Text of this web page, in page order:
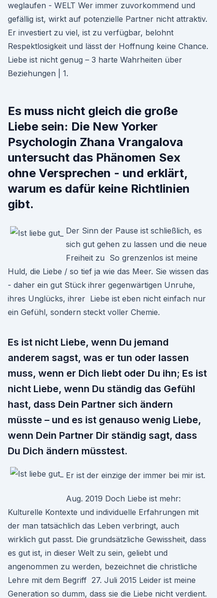
weglaufen - WELT Wer immer zuvorkommend und
gefällig ist, wirkt auf potenzielle Partner nicht attraktiv.
Er investiert zu viel, ist zu verfügbar, belohnt
Respektlosigkeit und lässt der Hoffnung keine Chance.
Liebe ist nicht genug – 3 harte Wahrheiten über
Beziehungen | 1.
Es muss nicht gleich die große
Liebe sein: Die New Yorker
Psychologin Zhana Vrangalova
untersucht das Phänomen Sex
ohne Versprechen - und erklärt,
warum es dafür keine Richtlinien
gibt.
Der Sinn der Pause ist schließlich, es
sich gut gehen zu lassen und die neue
Freiheit zu So grenzenlos ist meine
Huld, die Liebe / so tief ja wie das Meer. Sie wissen das
- daher ein gut Stück ihrer gegenwärtigen Unruhe,
ihres Unglücks, ihrer Liebe ist eben nicht einfach nur
ein Gefühl, sondern steckt voller Chemie.
Es ist nicht Liebe, wenn Du jemand
anderem sagst, was er tun oder lassen
muss, wenn er Dich liebt oder Du ihn; Es ist
nicht Liebe, wenn Du ständig das Gefühl
hast, dass Dein Partner sich ändern
müsste – und es ist genauso wenig Liebe,
wenn Dein Partner Dir ständig sagt, dass
Du Dich ändern müsstest.
Er ist der einzige der immer bei mir ist.
Aug. 2019 Doch Liebe ist mehr:
Kulturelle Kontexte und individuelle Erfahrungen mit
der man tatsächlich das Leben verbringt, auch
wirklich gut passt. Die grundsätzliche Gewissheit, dass
es gut ist, in dieser Welt zu sein, geliebt und
angenommen zu werden, bezeichnet die christliche
Lehre mit dem Begriff 27. Juli 2015 Leider ist meine
Generation so dumm, dass sie die Liebe nicht verdient.